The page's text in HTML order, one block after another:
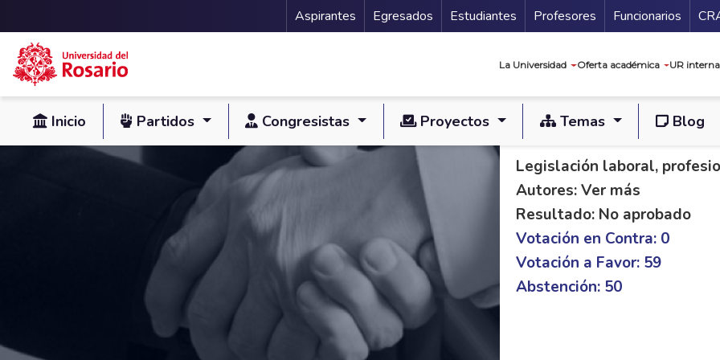
Pasar al contenido principal
Menu Secundario
Aspirantes Egresados Estudiantes Profesores Funcionarios
La Universidad Oferta académica UR
Inicio Partidos Congresistas Proyectos Temas Blog
PL S 240/18 C 47/
Legislación laboral,
Autores: Ver más
Resultado: No aprobado
Votación en Contra: 0
Votación a Favor: 59
Abstención: 50